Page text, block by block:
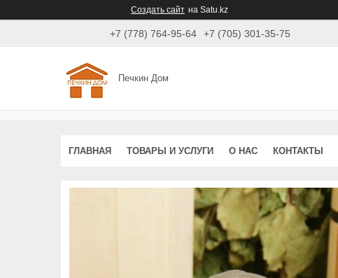
Создать сайт на Satu.kz
+7 (778) 764-95-64 +7 (705) 301-35-75
Печкин Дом
ГЛАВНАЯ ТОВАРЫ И УСЛУГИ О НАС КОНТАКТЫ